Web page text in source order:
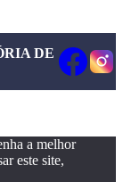
DE
a melhor
este site,